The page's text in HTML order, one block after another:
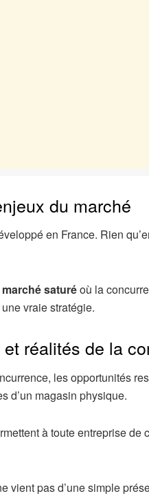
du marché
en France. Rien
marché saturéoù la
vraie stratégie.
réalités de la
les opportunités
d’un magasin physique.
à toute entreprise de
vient pas d’une simple